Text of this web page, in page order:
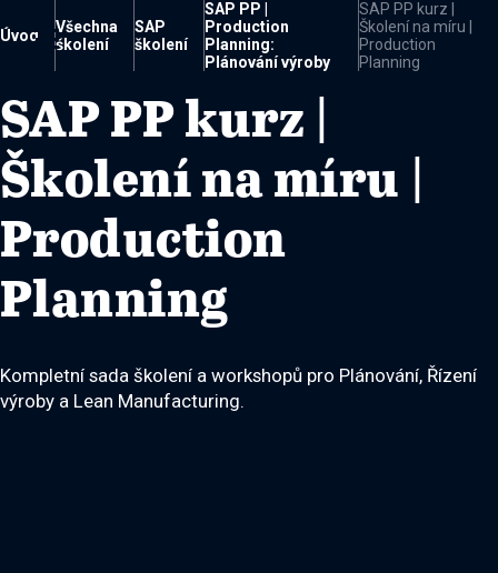

Úvod
Všechna
školení
SAP
školení
SAP PP |
Production
Planning:
Plánování výroby
SAP PP kurz |
Školení na míru |
Production
Planning
SAP PP kurz |
Školení na míru |
Production
Planning
Kompletní sada školení a workshopů pro Plánování, Řízení
výroby a Lean Manufacturing.